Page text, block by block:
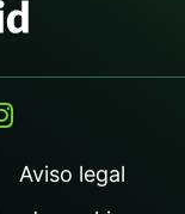
Aviso legal